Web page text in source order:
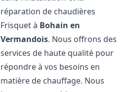
réparation de chaudières
Frisquet à Bohain en
Vermandois. Nous offrons des
services de haute qualité pour
répondre à vos besoins en
matière de chauffage. Nous